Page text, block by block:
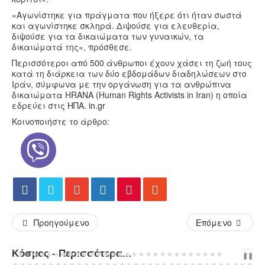
«Αγωνίστηκε για πράγματα που ήξερε ότι ήταν σωστά
και αγωνίστηκε σκληρά. Διψούσε για ελευθερία,
διψούσε για τα δικαιώματα των γυναικών, τα
δικαιώματά της», πρόσθεσε.
Περισσότεροι από 500 άνθρωποι έχουν χάσει τη ζωή τους
κατά τη διάρκεια των δύο εβδομάδων διαδηλώσεων στο
Ιράν, σύμφωνα με την οργάνωση για τα ανθρώπινα
δικαιώματα HRANA (Human Rights Activists in Iran) η οποία
εδρεύει στις ΗΠΑ. in.gr
Κοινοποιήστε το άρθρο:
Προηγούμενο Επόμενο
Κόσμος - Περισσότερα Άρθρα... PREVNEXT
❚❚